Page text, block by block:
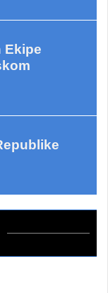
Ekipe